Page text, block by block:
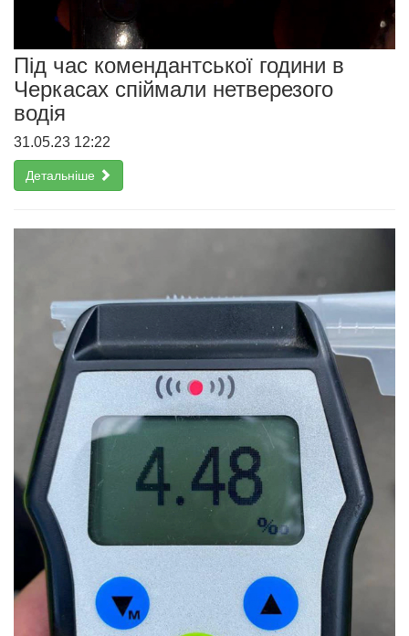
Під час комендантської години в
Черкасах спіймали нетверезого
водія
31.05.23 12:22
Детальніше